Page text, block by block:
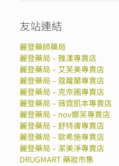
友站連結
麗登藥師藥局
麗登藥局 – 雅漾專賣店
麗登藥局 – 艾芙美專賣店
麗登藥局 – 蔻蘿蘭專賣店
麗登藥局 – 克奈圃專賣店
麗登藥局 – 薇霓肌本專賣店
麗登藥局 – nov娜芙專賣店
麗登藥局 – 舒特膚專賣店
麗登藥局 – 歐希施專賣店
麗登藥局 – 潔美淨專賣店
DRUGMART 藥妝市集